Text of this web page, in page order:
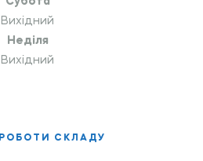
Вихідний
Неділя
Вихідний
РОБОТИ СКЛАДУ